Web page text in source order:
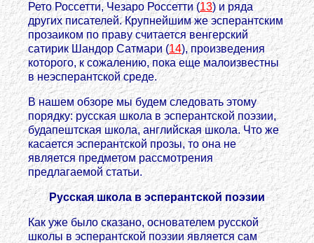
Рето Россетти, Чезаро Россетти (13) и ряда
других писателей. Крупнейшим же эсперантским
прозаиком по праву считается венгерский
сатирик Шандор Сатмари (14), произведения
которого, к сожалению, пока еще малоизвестны
в неэсперантской среде.
В нашем обзоре мы будем следовать этому
порядку: русская школа в эсперантской поэзии,
будапештская школа, английская школа. Что же
касается эсперантской прозы, то она не
является предметом рассмотрения
предлагаемой статьи.
Русская школа в эсперантской поэзии
Как уже было сказано, основателем русской
школы в эсперантской поэзии является сам